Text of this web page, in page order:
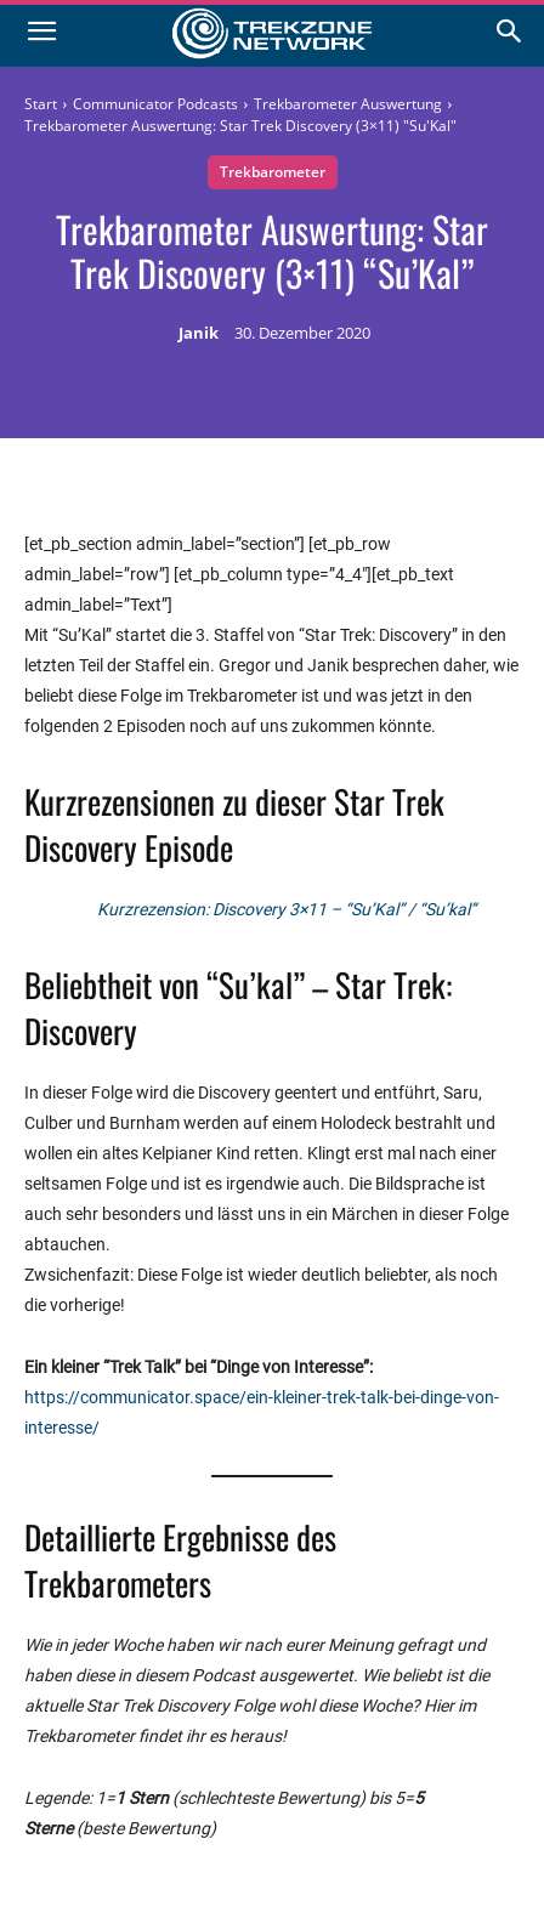
Start Communicator Podcasts
Trekbarometer Auswertung
Trekbarometer Auswertung: Star Trek Discovery (3×11) "Su'Kal"
Trekbarometer
Trekbarometer Auswertung: Star
Trek Discovery (3×11) “Su’Kal”
Janik 30. Dezember 2020
[et_pb_section admin_label=”section”] [et_pb_row
admin_label=”row”] [et_pb_column type=”4_4″][et_pb_text
admin_label=”Text”]
Mit “Su’Kal” startet die 3. Staffel von “Star Trek: Discovery” in den
letzten Teil der Staffel ein. Gregor und Janik besprechen daher, wie
beliebt diese Folge im Trekbarometer ist und was jetzt in den
folgenden 2 Episoden noch auf uns zukommen könnte.
Kurzrezensionen zu dieser Star Trek
Discovery Episode
Kurzrezension: Discovery 3×11 – “Su’Kal” / “Su’kal”
Beliebtheit von “Su’kal” – Star Trek:
Discovery
In dieser Folge wird die Discovery geentert und entführt, Saru,
Culber und Burnham werden auf einem Holodeck bestrahlt und
wollen ein altes Kelpianer Kind retten. Klingt erst mal nach einer
seltsamen Folge und ist es irgendwie auch. Die Bildsprache ist
auch sehr besonders und lässt uns in ein Märchen in dieser Folge
abtauchen.
Zwsichenfazit: Diese Folge ist wieder deutlich beliebter, als noch
die vorherige!
Ein kleiner “Trek Talk” bei “Dinge von Interesse”:
https://communicator.space/ein-kleiner-trek-talk-bei-dinge-von-
interesse/
Detaillierte Ergebnisse des
Trekbarometers
Wie in jeder Woche haben wir nach eurer Meinung gefragt und
haben diese in diesem Podcast ausgewertet. Wie beliebt ist die
aktuelle Star Trek Discovery Folge wohl diese Woche? Hier im
Trekbarometer findet ihr es heraus!
Legende: 1=1 Stern(schlechteste Bewertung) bis 5=5
Sterne(beste Bewertung)